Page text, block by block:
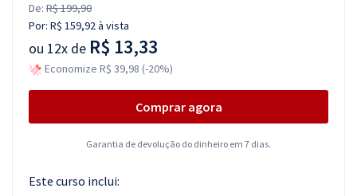
De: R$ 199,90
Por: R$ 159,92à vista
ou 12x de R$ 13,33
Economize R$ 39,98 (-20%)
Comprar agora
Garantia de devolução do dinheiro em 7 dias.
Este curso inclui: